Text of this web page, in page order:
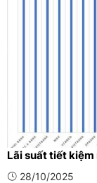
Lãi suất tiết
28/10/2025